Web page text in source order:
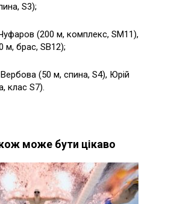
S3);
(200 м, комплекс, SM11),
м, брас, SB12);
(50 м, спина, S4), Юрій
клас S7).
може бути цікаво